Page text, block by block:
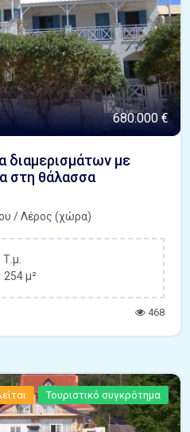
680.000 €
διαμερισμάτων με
στη θάλασσα
/ Λέρος (χώρα)
Τ.μ.
254 μ²
468
Τουριστικό συγκρότημα